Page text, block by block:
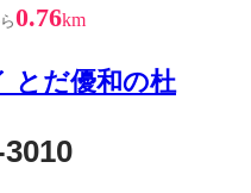
0.76km
とだ優和の杜